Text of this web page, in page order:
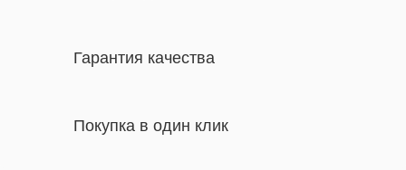
Гарантия качества
Покупка в один клик